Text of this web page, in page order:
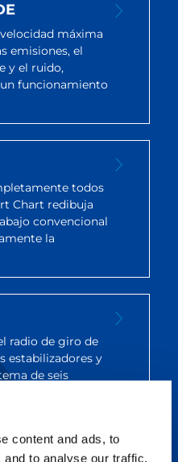
content and ads, to
to analyse our traffic.
máxima
emisiones, el
y el ruido,
funcionamiento
todos
Chart redibuja
convencional
la
radio de giro de
estabilizadores y
de seis